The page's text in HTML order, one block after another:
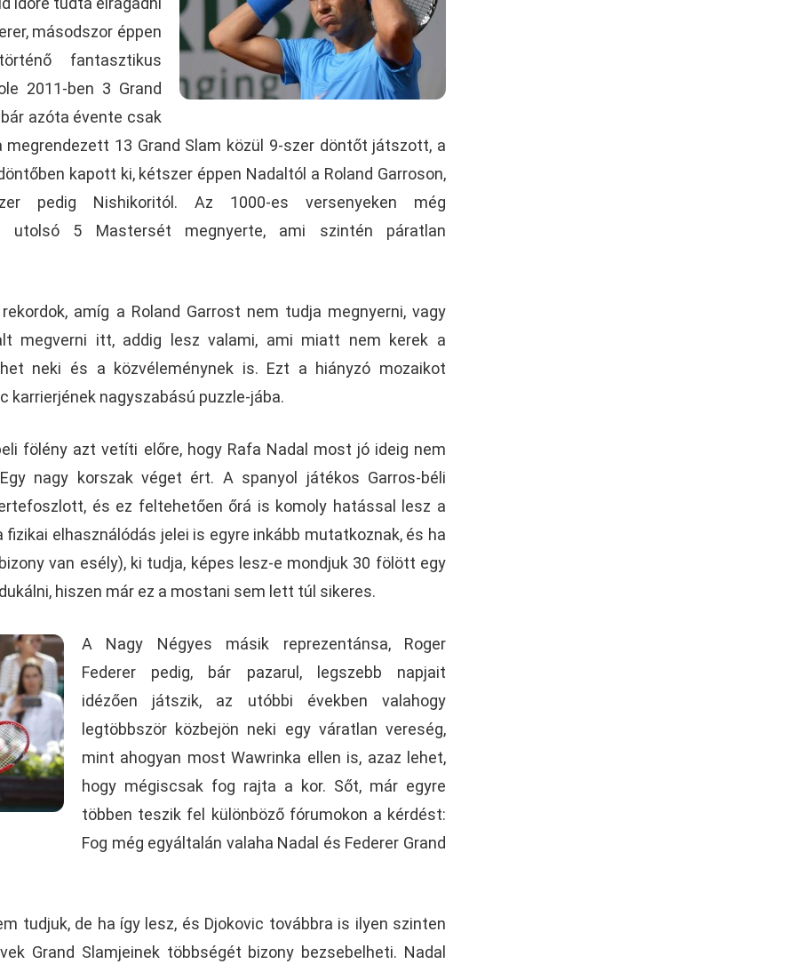
másodszor éppen
fantasztikus
2011-ben 3 Grand
azóta évente csak
megrendezett 13 Grand Slam közül 9-szer döntőt játszott, a
kapott ki, kétszer éppen Nadaltól a Roland Garroson,
pedig Nishikoritól. Az 1000-es versenyeken még
utolsó 5 Mastersét megnyerte, ami szintén páratlan
amíg a Roland Garrost nem tudja megnyerni, vagy
megverni itt, addig lesz valami, ami miatt nem kerek a
neki és a közvéleménynek is. Ezt a hiányzó mozaikot
karrierjének nagyszabású puzzle-jába.
fölény azt vetíti előre, hogy Rafa Nadal most jó ideig nem
nagy korszak véget ért. A spanyol játékos Garros-béli
és ez feltehetően őrá is komoly hatással lesz a
fizikai elhasználódás jelei is egyre inkább mutatkoznak, és ha
van esély), ki tudja, képes lesz-e mondjuk 30 fölött egy
hiszen már ez a mostani sem lett túl sikeres.
A Nagy Négyes másik reprezentánsa, Roger
Federer pedig, bár pazarul, legszebb napjait
idézően játszik, az utóbbi években valahogy
legtöbbször közbejön neki egy váratlan vereség,
mint ahogyan most Wawrinka ellen is, azaz lehet,
hogy mégiscsak fog rajta a kor. Sőt, már egyre
többen teszik fel különböző fórumokon a kérdést:
Fog még egyáltalán valaha Nadal és Federer Grand
tudjuk, de ha így lesz, és Djokovic továbbra is ilyen szinten
Grand Slamjeinek többségét bizony bezsebelheti. Nadal